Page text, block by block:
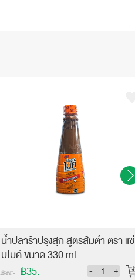
น้ำปลาร้าปรุงสุก สูตรส้มตำ ตรา แซ่
บไมค์ ขนาด 330 ml.
฿39.- ฿35.- - +